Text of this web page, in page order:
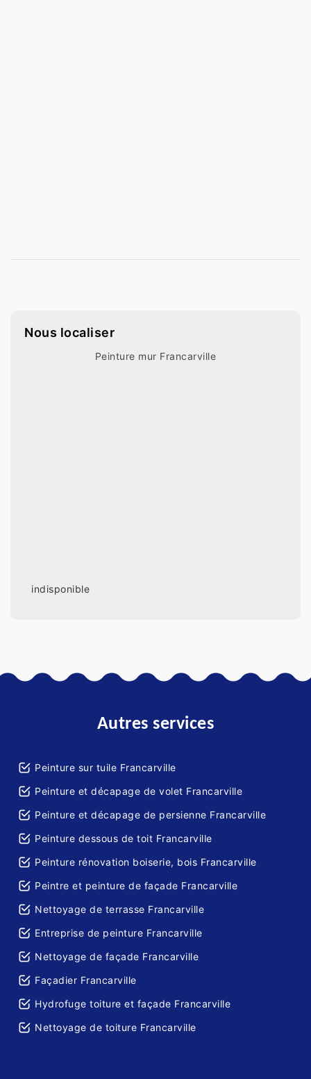
Nous localiser
Peinture mur Francarville
indisponible
Autres services
Peinture sur tuile Francarville
Peinture et décapage de volet Francarville
Peinture et décapage de persienne Francarville
Peinture dessous de toit Francarville
Peinture rénovation boiserie, bois Francarville
Peintre et peinture de façade Francarville
Nettoyage de terrasse Francarville
Entreprise de peinture Francarville
Nettoyage de façade Francarville
Façadier Francarville
Hydrofuge toiture et façade Francarville
Nettoyage de toiture Francarville